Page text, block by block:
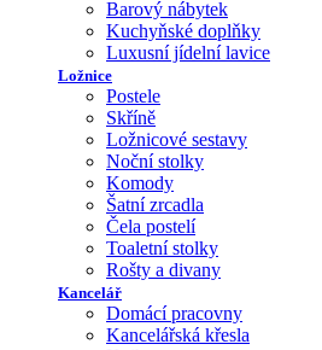
Barový nábytek
Kuchyňské doplňky
Luxusní jídelní lavice
Ložnice
Postele
Skříně
Ložnicové sestavy
Noční stolky
Komody
Šatní zrcadla
Čela postelí
Toaletní stolky
Rošty a divany
Kancelář
Domácí pracovny
Kancelářská křesla